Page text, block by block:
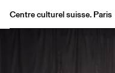
Centre culturel suisse. Paris